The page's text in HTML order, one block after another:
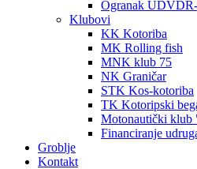
Ogranak
Klubovi
KK Kotoriba
MK Rolling fish
MNK klub 75
NK Graničar
STK Kos-kotoriba
TK Kotoripski
Motonautički
Financiranje
Groblje
Kontakt